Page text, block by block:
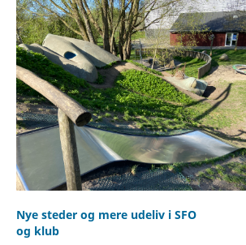
Nye steder og mere udeliv i SFO
og klub